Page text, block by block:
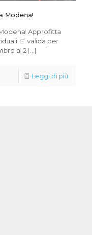
Modena!
Approfitta
E’ valida per
al 2 […]
Leggi di più